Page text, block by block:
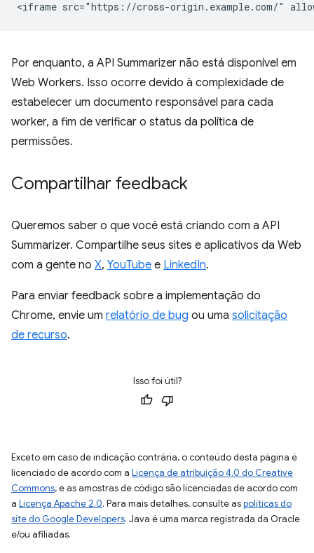
Por enquanto, a API Summarizer não está disponível em
Web Workers. Isso ocorre devido à complexidade de
estabelecer um documento responsável para cada
worker, a fim de verificar o status da política de
permissões.
Compartilhar feedback
Queremos saber o que você está criando com a API
Summarizer. Compartilhe seus sites e aplicativos da Web
com a gente no X, YouTube e LinkedIn.
Para enviar feedback sobre a implementação do
Chrome, envie um relatório de bug ou uma solicitação
de recurso.
Isso foi útil?
Exceto em caso de indicação contrária, o conteúdo desta página é
licenciado de acordo com a Licença de atribuição 4.0 do Creative
Commons, e as amostras de código são licenciadas de acordo com
a Licença Apache 2.0. Para mais detalhes, consulte aspolíticas do
site do Google Developers. Java é uma marca registrada da Oracle
e/ou afiliadas.